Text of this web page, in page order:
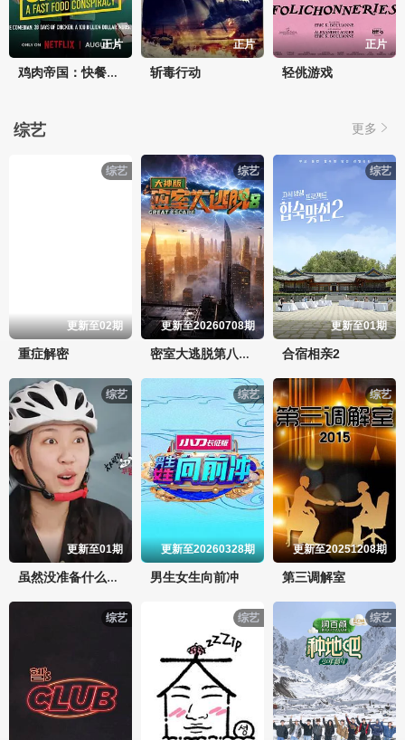
正片
鸡肉帝国：快餐阴谋
正片
斩毒行动
正片
轻佻游戏
更多
综艺
综艺
更新至02期
重症解密
综艺
更新至20260708期
密室大逃脱第八季大神版
综艺
更新至01期
合宿相亲2
综艺
更新至01期
虽然没准备什么菜第四季
综艺
更新至20260328期
男生女生向前冲
综艺
更新至20251208期
第三调解室
综艺 综艺 综艺